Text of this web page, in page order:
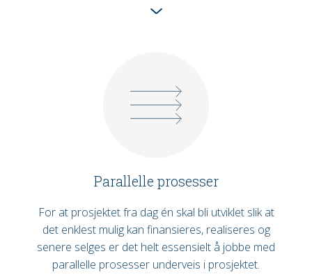
Parallelle prosesser
For at prosjektet fra dag én skal bli utviklet slik at
det enklest mulig kan finansieres, realiseres og
senere selges er det helt essensielt å jobbe med
parallelle prosesser underveis i prosjektet.